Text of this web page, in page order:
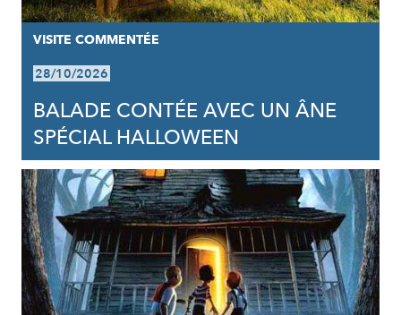
VISITE COMMENTÉE
28/10/2026
BALADE CONTÉE AVEC UN ÂNE
SPÉCIAL HALLOWEEN